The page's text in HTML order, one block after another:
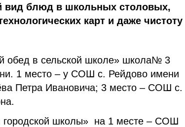
вид блюд в школьных столовых,
карт и даже чистоту
обед в сельской школе» школа№ 3
1 место – у СОШ с. Рейдово имени
Петра Ивановича; 3 место – СОШ с.
городской школы» на 1 месте – СОШ